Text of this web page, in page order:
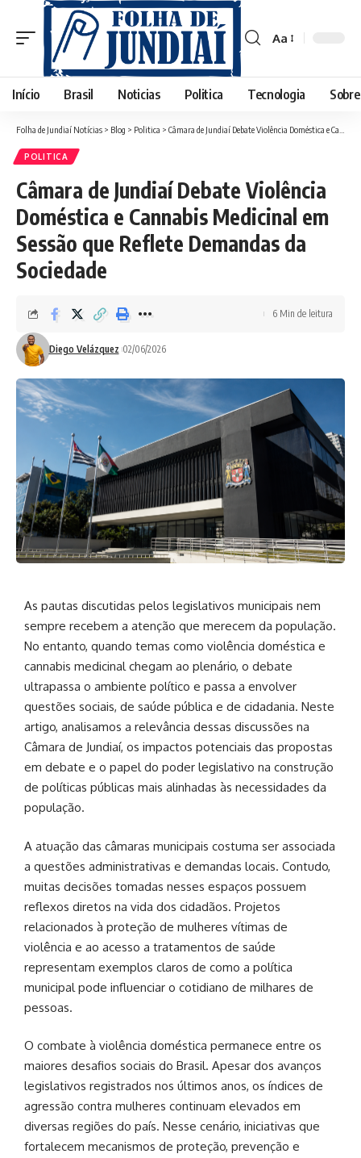
Aa
Início Brasil Noticias Politica Tecnologia
Folha de Jundiaí Notícias > Blog > Politica > Câmara de Jundiaí Debate Violência Doméstica e Cannabis Medicinal em Sessão que Reflete Demandas da Sociedade
POLITICA
Câmara de Jundiaí Debate Violência
Doméstica e Cannabis Medicinal em
Sessão que Reflete Demandas da
Sociedade
Diego Velázquez 02/06/2026
6 Min de leitura
As pautas discutidas pelos legislativos municipais nem
sempre recebem a atenção que merecem da população.
No entanto, quando temas como violência doméstica e
cannabis medicinal chegam ao plenário, o debate
ultrapassa o ambiente político e passa a envolver
questões sociais, de saúde pública e de cidadania. Neste
artigo, analisamos a relevância dessas discussões na
Câmara de Jundiaí, os impactos potenciais das propostas
em debate e o papel do poder legislativo na construção
de políticas públicas mais alinhadas às necessidades da
população.
A atuação das câmaras municipais costuma ser associada
a questões administrativas e demandas locais. Contudo,
muitas decisões tomadas nesses espaços possuem
reflexos diretos na vida dos cidadãos. Projetos
relacionados à proteção de mulheres vítimas de
violência e ao acesso a tratamentos de saúde
representam exemplos claros de como a política
municipal pode influenciar o cotidiano de milhares de
pessoas.
O combate à violência doméstica permanece entre os
maiores desafios sociais do Brasil. Apesar dos avanços
legislativos registrados nos últimos anos, os índices de
agressão contra mulheres continuam elevados em
diversas regiões do país. Nesse cenário, iniciativas que
fortalecem mecanismos de proteção, prevenção e